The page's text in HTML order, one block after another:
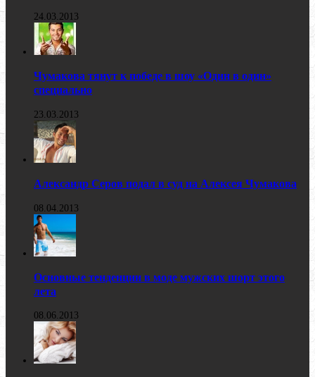
24.03.2013
Чумакова тянут к победе в шоу «Один в один»
специально
23.03.2013
Александр Серов подал в суд на Алексея Чумакова
08.04.2013
Основные тенденции в моде мужских шорт этого
лета
08.06.2013